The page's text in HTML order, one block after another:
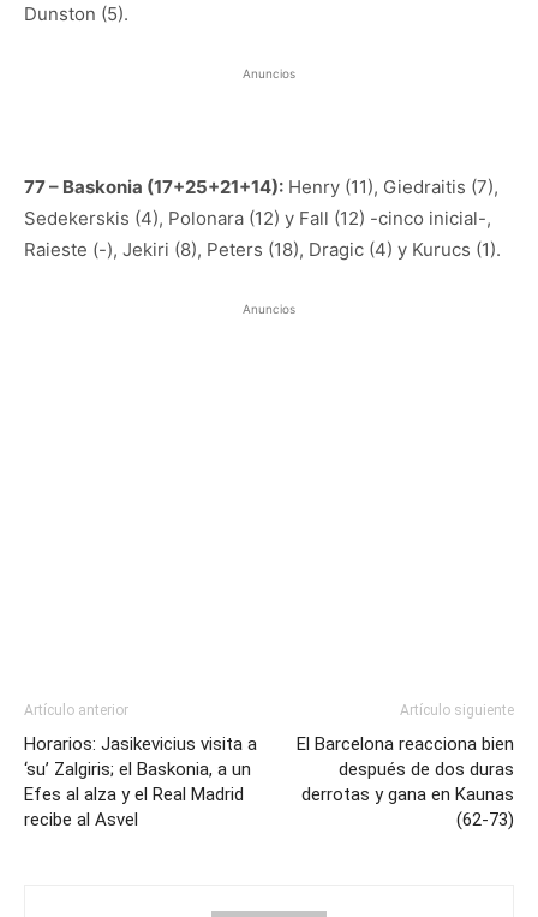
Dunston (5).
Anuncios
77 – Baskonia (17+25+21+14): Henry (11), Giedraitis (7),
Sedekerskis (4), Polonara (12) y Fall (12) -cinco inicial-,
Raieste (-), Jekiri (8), Peters (18), Dragic (4) y Kurucs (1).
Anuncios
Artículo anterior
Horarios: Jasikevicius visita a
‘su’ Zalgiris; el Baskonia, a un
Efes al alza y el Real Madrid
recibe al Asvel
Artículo siguiente
El Barcelona reacciona bien
después de dos duras
derrotas y gana en Kaunas
(62-73)